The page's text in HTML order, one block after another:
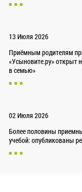
13 Июля 2026
Приёмным родителям
«Усыновите.ру» открыт
в семью»
02 Июля 2026
Более половины
учебой: опубликованы